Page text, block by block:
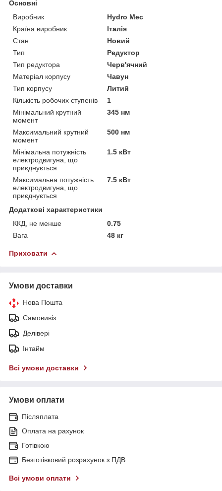
Основні
Виробник
Hydro Mec
Країна виробник
Італія
Стан
Новий
Тип
Редуктор
Тип редуктора
Черв'ячний
Матеріал корпусу
Чавун
Тип корпусу
Литий
Кількість робочих ступенів
1
Мінімальний крутний
момент
345 нм
Максимальний крутний
момент
500 нм
Мінімальна потужність
електродвигуна, що
приєднується
1.5 кВт
Максимальна потужність
електродвигуна, що
приєднується
7.5 кВт
Додаткові характеристики
ККД, не менше
0.75
Вага
48 кг
Приховати
Умови доставки
Нова Пошта
Самовивіз
Делівері
Інтайм
Всі умови доставки
Умови оплати
Післяплата
Оплата на рахунок
Готівкою
Безготівковий розрахунок з ПДВ
Всі умови оплати